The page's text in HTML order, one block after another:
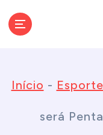
Início - Esporte
será